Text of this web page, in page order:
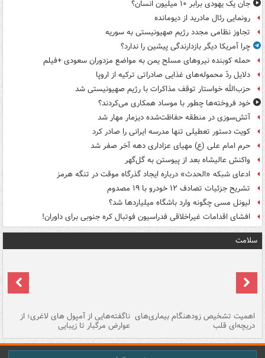
جان یک یهودی برابر ۱۰ میلیون انسان؟
رونمایی رئال مادرید از دیومانده
تجاوز نظامی مجدد رژیم صهیونیستی به سوریه
چرا آمریکا دیگر بازدارندگی پیشین را ندارد؟
حمله کوبنده نیروهای مسلح یمن به مواضع مزدوران سعودی +فیلم
دلایل ردّ محموله‌های غذایی صادراتی ترکیه از اروپا
حزب‌الله خواستار توقف مذاکرات با رژیم صهیونیستی شد
خود فروخته‌ها چطور با موساد همکاری می‌کردند؟
آتش‌سوزی در منطقه حفاظت‌شده دیزمار مهار شد
کویت دستور تعطیلی تنها مدرسه ایرانی را صادر کرد
حرم امام علی (ع) مهیای عزاداری دهه آخر صفر شد
واکنش عالیشاه بعد از پیوستن به گل‌گهر
ادعای شبکه «الحدث» درباره ایجاد گذرگاه موقت در تنگه هرمز
تشریح جزئیات تصادف ۱۲ خودرو با ۱۹ مصدوم
لیونل مسی چگونه وارد باشگاه میلیاردها شد؟
افشای اقدامات غیراخلاقی فدراسیون فوتبال کره جنوبی برای داوران!
سلامت
اهمیت تشخیص زودهنگام بیماری‌های
دریچه‌ای قلب
ناگفته‌هایی از آمپول های لاغری؛ از
عوارض مرگبار تا زیبایی